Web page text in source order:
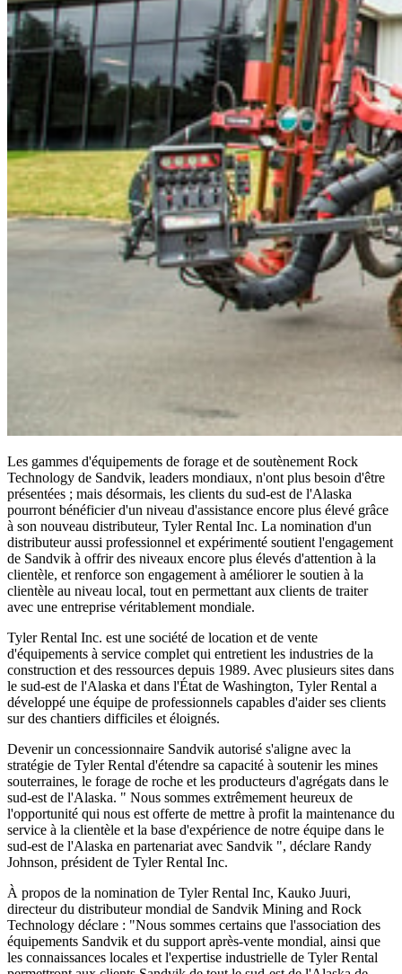
Les gammes d'équipements de forage et de soutènement Rock
Technology de Sandvik, leaders mondiaux, n'ont plus besoin d'être
présentées ; mais désormais, les clients du sud-est de l'Alaska
pourront bénéficier d'un niveau d'assistance encore plus élevé grâce
à son nouveau distributeur, Tyler Rental Inc. La nomination d'un
distributeur aussi professionnel et expérimenté soutient l'engagement
de Sandvik à offrir des niveaux encore plus élevés d'attention à la
clientèle, et renforce son engagement à améliorer le soutien à la
clientèle au niveau local, tout en permettant aux clients de traiter
avec une entreprise véritablement mondiale.
Tyler Rental Inc. est une société de location et de vente
d'équipements à service complet qui entretient les industries de la
construction et des ressources depuis 1989. Avec plusieurs sites dans
le sud-est de l'Alaska et dans l'État de Washington, Tyler Rental a
développé une équipe de professionnels capables d'aider ses clients
sur des chantiers difficiles et éloignés.
Devenir un concessionnaire Sandvik autorisé s'aligne avec la
stratégie de Tyler Rental d'étendre sa capacité à soutenir les mines
souterraines, le forage de roche et les producteurs d'agrégats dans le
sud-est de l'Alaska. " Nous sommes extrêmement heureux de
l'opportunité qui nous est offerte de mettre à profit la maintenance du
service à la clientèle et la base d'expérience de notre équipe dans le
sud-est de l'Alaska en partenariat avec Sandvik ", déclare Randy
Johnson, président de Tyler Rental Inc.
À propos de la nomination de Tyler Rental Inc, Kauko Juuri,
directeur du distributeur mondial de Sandvik Mining and Rock
Technology déclare : "Nous sommes certains que l'association des
équipements Sandvik et du support après-vente mondial, ainsi que
les connaissances locales et l'expertise industrielle de Tyler Rental